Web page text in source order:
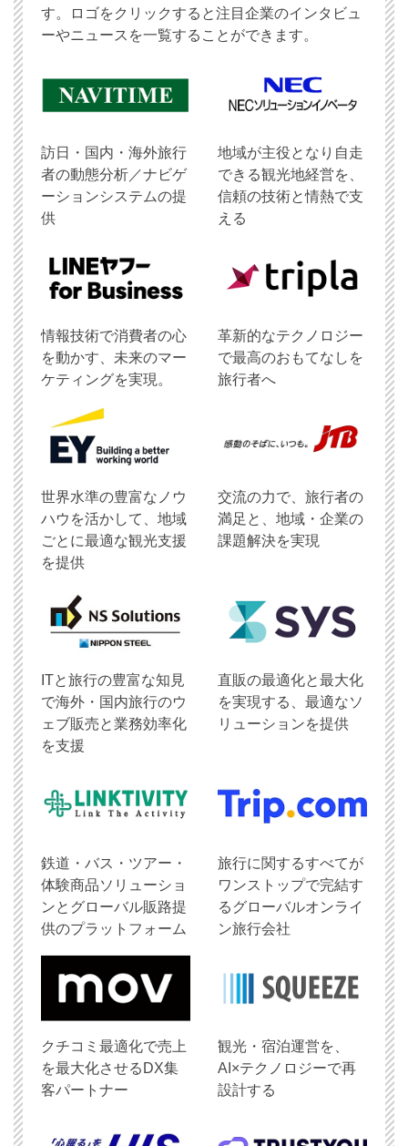
す。ロゴをクリックすると注目企業のインタビュ
ーやニュースを一覧することができます。
訪日・国内・海外旅行
者の動態分析／ナビゲ
ーションシステムの提
供
地域が主役となり自走
できる観光地経営を、
信頼の技術と情熱で支
える
情報技術で消費者の心
を動かす、未来のマー
ケティングを実現。
革新的なテクノロジー
で最高のおもてなしを
旅行者へ
世界水準の豊富なノウ
ハウを活かして、地域
ごとに最適な観光支援
を提供
交流の力で、旅行者の
満足と、地域・企業の
課題解決を実現
ITと旅行の豊富な知見
で海外・国内旅行のウ
ェブ販売と業務効率化
を支援
直販の最適化と最大化
を実現する、最適なソ
リューションを提供
鉄道・バス・ツアー・
体験商品ソリューショ
ンとグローバル販路提
供のプラットフォーム
旅行に関するすべてが
ワンストップで完結す
るグローバルオンライ
ン旅行会社
クチコミ最適化で売上
を最大化させるDX集
客パートナー
観光・宿泊運営を、
AI×テクノロジーで再
設計する